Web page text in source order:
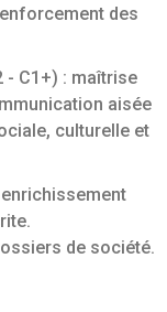
des
- C1+) : maîtrise
aisée
culturelle et
enrichissement
de société.